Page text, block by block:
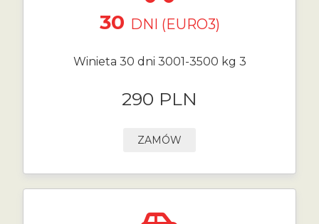
30 DNI (EURO3)
Winieta 30 dni 3001-3500 kg 3
290 PLN
ZAMÓW